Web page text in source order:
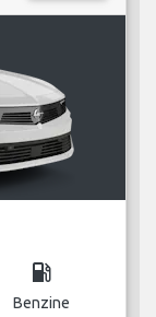
local_gas_station
Benzine